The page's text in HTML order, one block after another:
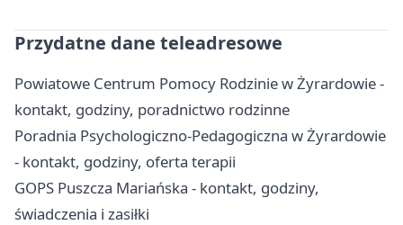
Przydatne dane teleadresowe
Powiatowe Centrum Pomocy Rodzinie w Żyrardowie -
kontakt, godziny, poradnictwo rodzinne
Poradnia Psychologiczno-Pedagogiczna w Żyrardowie
- kontakt, godziny, oferta terapii
GOPS Puszcza Mariańska - kontakt, godziny,
świadczenia i zasiłki